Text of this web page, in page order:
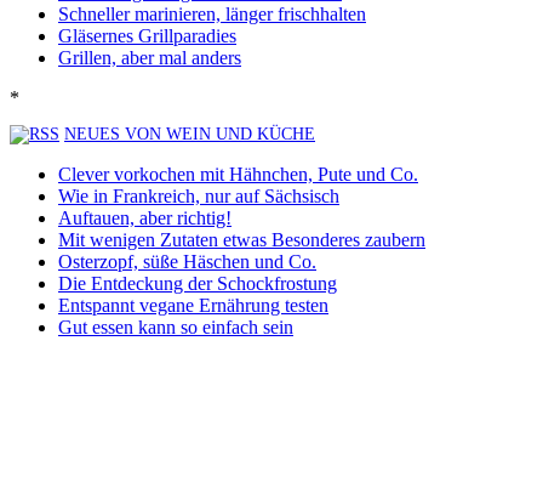
Schneller marinieren, länger frischhalten
Gläsernes Grillparadies
Grillen, aber mal anders
*
NEUES VON WEIN UND KÜCHE
Clever vorkochen mit Hähnchen, Pute und Co.
Wie in Frankreich, nur auf Sächsisch
Auftauen, aber richtig!
Mit wenigen Zutaten etwas Besonderes zaubern
Osterzopf, süße Häschen und Co.
Die Entdeckung der Schockfrostung
Entspannt vegane Ernährung testen
Gut essen kann so einfach sein